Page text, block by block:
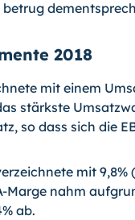
2018
mit einem
stärkste
so dass sich die
mit
Marge nahm
ab.